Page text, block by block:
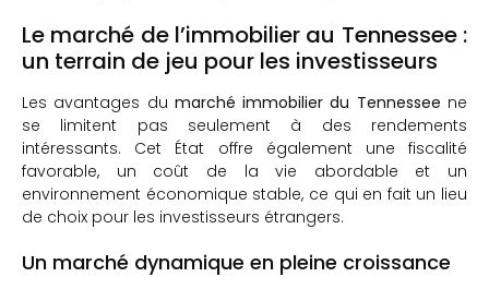
Le marché de l’immobilier au Tennessee :
un terrain de jeu pour les investisseurs
Les avantages du marché immobilier du Tennessee ne
se limitent pas seulement à des rendements
intéressants. Cet État offre également une fiscalité
favorable, un coût de la vie abordable et un
environnement économique stable, ce qui en fait un lieu
de choix pour les investisseurs étrangers.
Un marché dynamique en pleine croissance